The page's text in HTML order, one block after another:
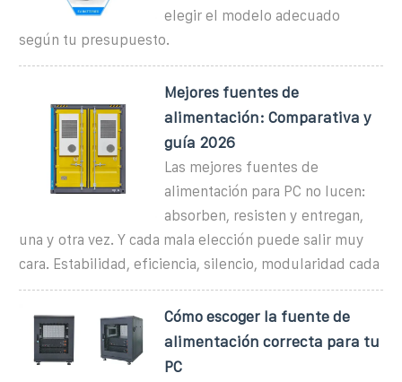
elegir el modelo adecuado
según tu presupuesto.
Mejores fuentes de
alimentación: Comparativa y
guía 2026
Las mejores fuentes de
alimentación para PC no lucen:
absorben, resisten y entregan,
una y otra vez. Y cada mala elección puede salir muy
cara. Estabilidad, eficiencia, silencio, modularidad cada
Cómo escoger la fuente de
alimentación correcta para tu
PC